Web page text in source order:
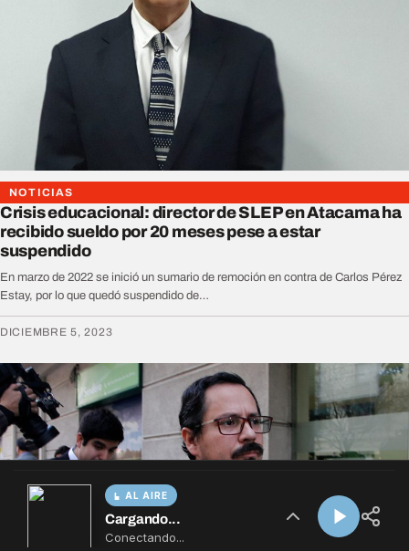
AL AIRE
Cargando...
Conectando...